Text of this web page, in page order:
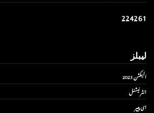
224261
لیبلز
الیکشن 2023
انٹر نیشنل
ای پیپر